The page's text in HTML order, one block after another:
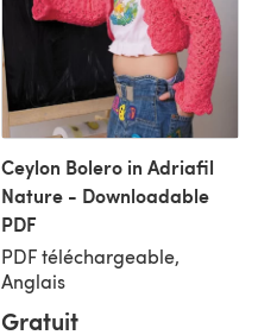
Ceylon Bolero in Adriafil
Nature - Downloadable
PDF
PDF téléchargeable,
Anglais
Gratuit